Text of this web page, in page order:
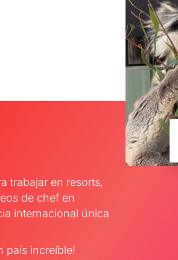
trabajar en resorts,
de chef en
internacional única
país increíble!